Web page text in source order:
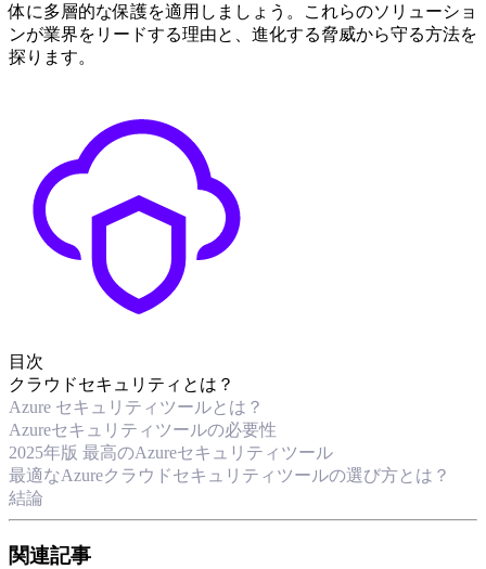
体に多層的な保護を適用しましょう。これらのソリューショ
ンが業界をリードする理由と、進化する脅威から守る方法を
探ります。
目次
クラウドセキュリティとは？
Azure セキュリティツールとは？
Azureセキュリティツールの必要性
2025年版 最高のAzureセキュリティツール
最適なAzureクラウドセキュリティツールの選び方とは？
結論
関連記事